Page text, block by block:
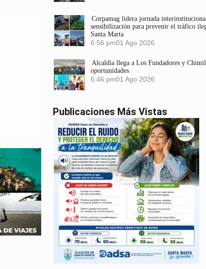
Corpamag lidera jornada
sensibilización para prevenir el tráfico
Santa Marta
6:56 pm01 Ago 2026
Alcaldía llega a Los Fundadores y
oportunidades
6:46 pm01 Ago 2026
Publicaciones Más Vistas